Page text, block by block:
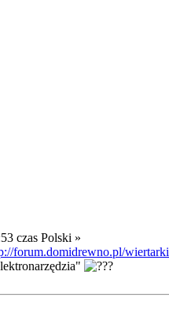
czas Polski »
forum.domidrewno.pl/